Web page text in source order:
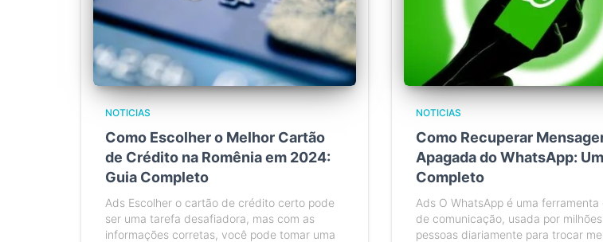
NOTICIAS
Como Escolher o Melhor Cartão
de Crédito na Romênia em 2024:
Guia Completo
Ads Escolher o cartão de crédito certo pode
ser uma tarefa desafiadora, mas com as
informações corretas, você pode tomar uma
NOTICIAS
Como Recuperar
Apagada do WhatsApp:
Completo
Ads O WhatsApp é uma ferramenta
de comunicação, usada por
pessoas diariamente para trocar